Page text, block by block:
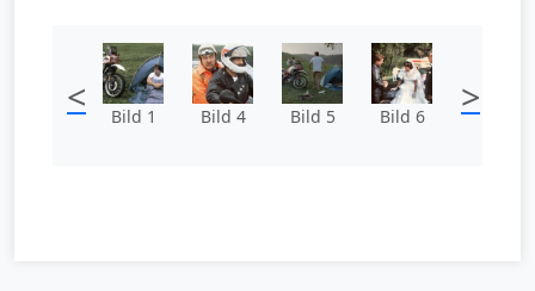
< Bild 1 Bild 4 Bild 5 Bild 6 >